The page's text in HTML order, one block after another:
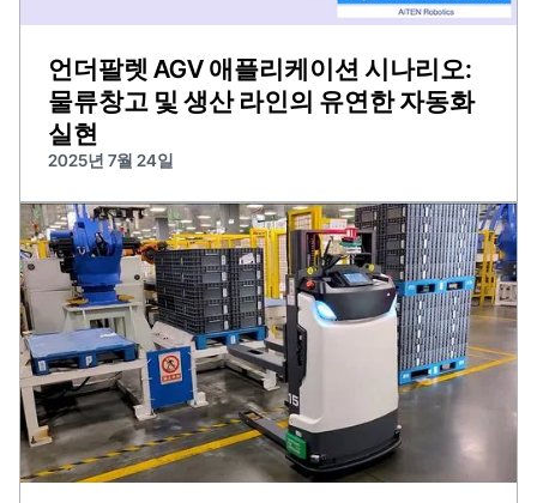
언더팔렛 AGV 애플리케이션 시나리오:
물류창고 및 생산 라인의 유연한 자동화
실현
2025년 7월 24일